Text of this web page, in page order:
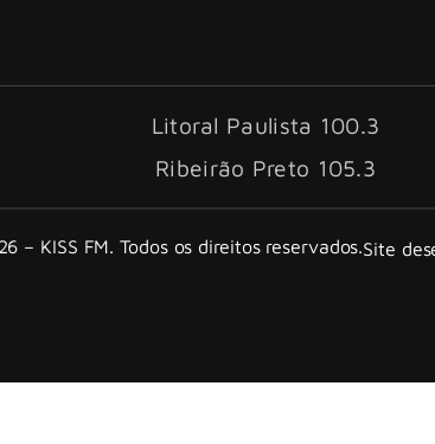
Litoral Paulista 100.3
Ribeirão Preto 105.3
– KISS FM. Todos os direitos reservados.Site